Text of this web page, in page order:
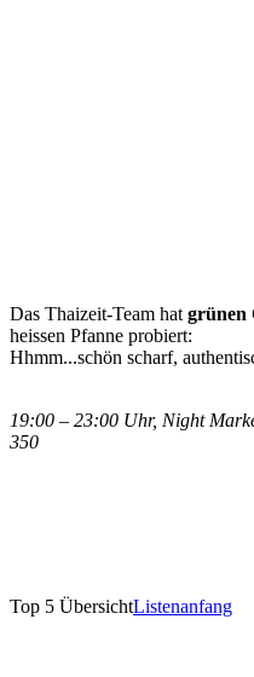
Das Thaizeit-Team hat grünen
heissen Pfanne probiert:
Hhmm...schön scharf,
19:00 – 23:00 Uhr, Night
350
Top 5 ÜbersichtListenanfang